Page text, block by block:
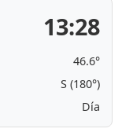
13:28
46.6°
S (180°)
Día